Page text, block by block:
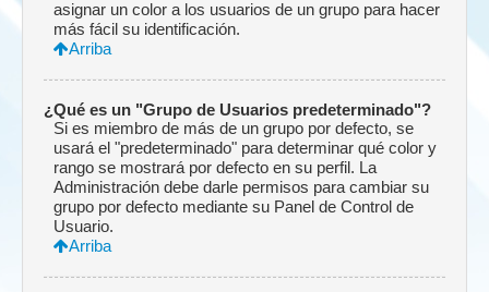
asignar un color a los usuarios de un grupo para hacer
más fácil su identificación.
Arriba
¿Qué es un "Grupo de Usuarios predeterminado"?
Si es miembro de más de un grupo por defecto, se
usará el "predeterminado" para determinar qué color y
rango se mostrará por defecto en su perfil. La
Administración debe darle permisos para cambiar su
grupo por defecto mediante su Panel de Control de
Usuario.
Arriba